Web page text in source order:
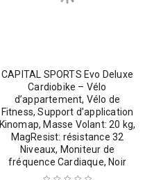
CAPITAL SPORTS Evo Deluxe
Cardiobike – Vélo
d’appartement, Vélo de
Fitness, Support d’application
Kinomap, Masse Volant: 20 kg,
MagResist: résistance 32
Niveaux, Moniteur de
fréquence Cardiaque, Noir